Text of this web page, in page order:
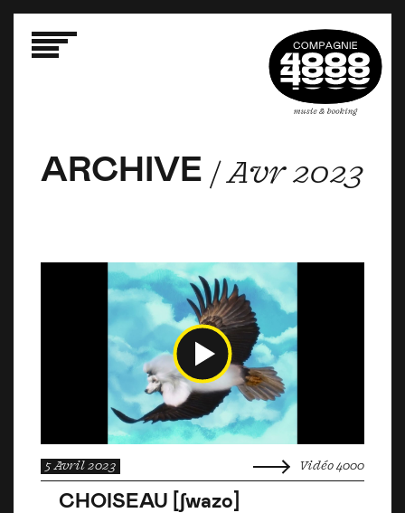
ARCHIVE / Avr 2023
ARCHIVE / Avr 2023
ARCHIVE / Avr 2023
5 Avril 2023 Vidéo 4000
CHOISEAU [ʃwazo]